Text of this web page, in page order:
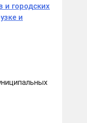
городских
и